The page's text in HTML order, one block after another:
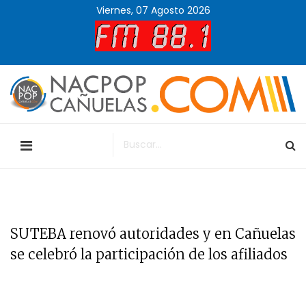
Viernes, 07 Agosto 2026
SUTEBA renovó autoridades y en Cañuelas
se celebró la participación de los afiliados